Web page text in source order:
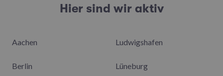
Hier sind wir aktiv
Aachen
Berlin
Ludwigshafen
Lüneburg